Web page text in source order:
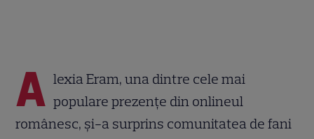
A lexia Eram, una dintre cele mai
populare prezențe din onlineul
românesc, și-a surprins comunitatea de fani